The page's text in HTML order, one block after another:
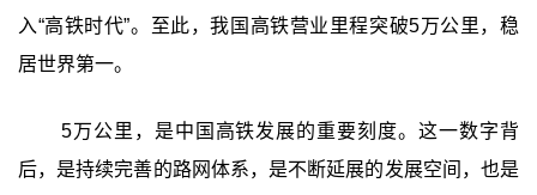
入“高铁时代”。至此，我国高铁营业里程突破5万公里，稳
居世界第一。
5万公里，是中国高铁发展的重要刻度。这一数字背
后，是持续完善的路网体系，是不断延展的发展空间，也是